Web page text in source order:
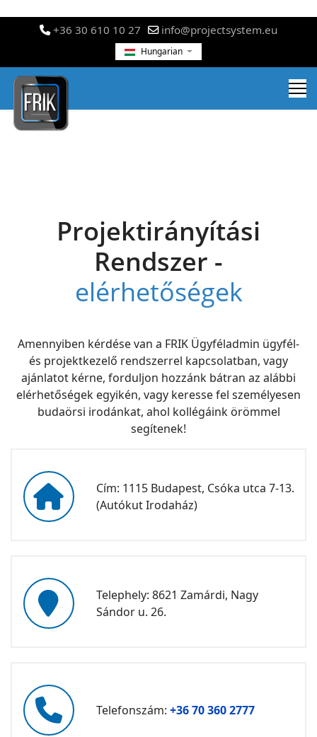
+36 30 610 10 27 info@projectsystem.eu
Hungarian
Projektirányítási
Rendszer -
elérhetőségek
Amennyiben kérdése van a FRIK Ügyféladmin ügyfél-
és projektkezelő rendszerrel kapcsolatban, vagy
ajánlatot kérne, forduljon hozzánk bátran az alábbi
elérhetőségek egyikén, vagy keresse fel személyesen
budaörsi irodánkat, ahol kollégáink örömmel
segítenek!
fa
fa-
home
Cím: 1115 Budapest, Csóka utca 7-13.
(Autókut Irodaház)
fas
fa-
map-
Telephely: 8621 Zamárdi, Nagy
Sándor u. 26.
fa
fa-
phone
Telefonszám: +36 70 360 2777